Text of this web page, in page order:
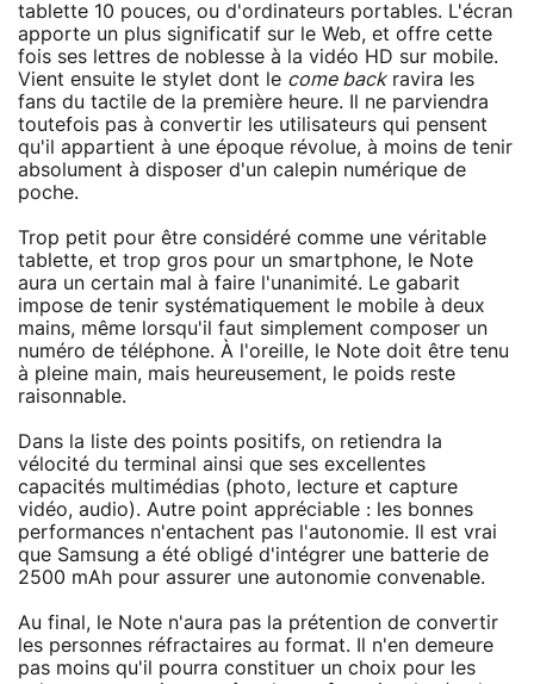
tablette 10 pouces, ou d'ordinateurs portables. L'écran
apporte un plus significatif sur le Web, et offre cette
fois ses lettres de noblesse à la vidéo HD sur mobile.
Vient ensuite le stylet dont le come backravira les
fans du tactile de la première heure. Il ne parviendra
toutefois pas à convertir les utilisateurs qui pensent
qu'il appartient à une époque révolue, à moins de tenir
absolument à disposer d'un calepin numérique de
poche.
Trop petit pour être considéré comme une véritable
tablette, et trop gros pour un smartphone, le Note
aura un certain mal à faire l'unanimité. Le gabarit
impose de tenir systématiquement le mobile à deux
mains, même lorsqu'il faut simplement composer un
numéro de téléphone. À l'oreille, le Note doit être tenu
à pleine main, mais heureusement, le poids reste
raisonnable.
Dans la liste des points positifs, on retiendra la
vélocité du terminal ainsi que ses excellentes
capacités multimédias (photo, lecture et capture
vidéo, audio). Autre point appréciable : les bonnes
performances n'entachent pas l'autonomie. Il est vrai
que Samsung a été obligé d'intégrer une batterie de
2500 mAh pour assurer une autonomie convenable.
Au final, le Note n'aura pas la prétention de convertir
les personnes réfractaires au format. Il n'en demeure
pas moins qu'il pourra constituer un choix pour les